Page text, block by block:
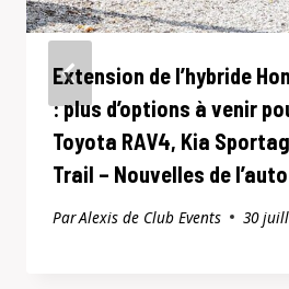
Extension de l’hybride
: plus d’options à venir
Toyota RAV4, Kia
Trail – Nouvelles de l’auto
ParAlexis de Club Events 30